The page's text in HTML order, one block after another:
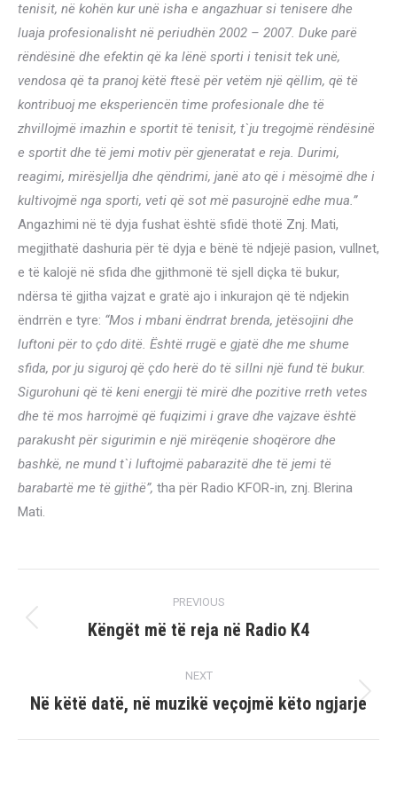
tenisit, në kohën kur unë isha e angazhuar si tenisere dhe
luaja profesionalisht në periudhën 2002 – 2007. Duke parë
rëndësinë dhe efektin që ka lënë sporti i tenisit tek unë,
vendosa që ta pranoj këtë ftesë për vetëm një qëllim, që të
kontribuoj me eksperiencën time profesionale dhe të
zhvillojmë imazhin e sportit të tenisit, t`ju tregojmë rëndësinë
e sportit dhe të jemi motiv për gjeneratat e reja. Durimi,
reagimi, mirësjellja dhe qëndrimi, janë ato që i mësojmë dhe i
kultivojmë nga sporti, veti që sot më pasurojnë edhe mua.”
Angazhimi në të dyja fushat është sfidë thotë Znj. Mati,
megjithatë dashuria për të dyja e bënë të ndjejë pasion, vullnet,
e të kalojë në sfida dhe gjithmonë të sjell diçka të bukur,
ndërsa të gjitha vajzat e gratë ajo i inkurajon që të ndjekin
ëndrrën e tyre: “Mos i mbani ëndrrat brenda, jetësojini dhe
luftoni për to çdo ditë. Është rrugë e gjatë dhe me shume
sfida, por ju siguroj që çdo herë do të sillni një fund të bukur.
Sigurohuni që të keni energji të mirë dhe pozitive rreth vetes
dhe të mos harrojmë që fuqizimi i grave dhe vajzave është
parakusht për sigurimin e një mirëqenie shoqërore dhe
bashkë, ne mund t`i luftojmë pabarazitë dhe të jemi të
barabartë me të gjithë”, tha për Radio KFOR-in, znj. Blerina
Mati.
navigation
PREVIOUS
Previous
Këngët më të reja në Radio K4
NEXT
Next
Në këtë datë, në muzikë veçojmë këto ngjarje